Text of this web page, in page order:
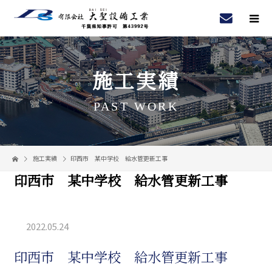
施工実績
PAST WORK
施工実績 印西市 某中学校 給水管更新工事
印西市 某中学校 給水管更新工事
2022.05.24
印西市 某中学校 給水管更新工事